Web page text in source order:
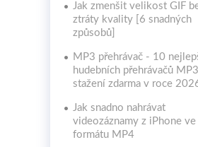
Jak zmenšit velikost GIF
ztráty kvality [6 snadných
způsobů]
MP3 přehrávač - 10
hudebních přehrávačů
stažení zdarma v roce
Jak snadno nahrávat
videozáznamy z iPhone ve
formátu MP4